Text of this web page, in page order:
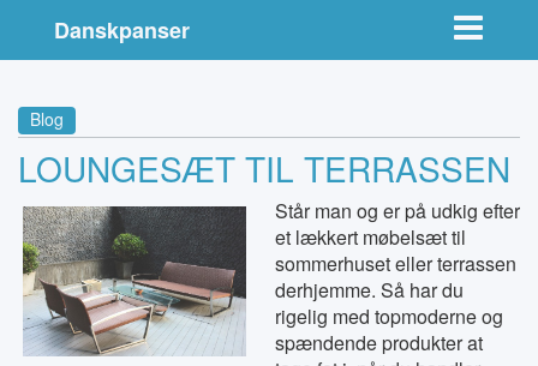
Toggle
Danskpanser
Blog
LOUNGESÆT TIL TERRASSEN
Står man og er på udkig efter
et lækkert møbelsæt til
sommerhuset eller terrassen
derhjemme. Så har du
rigelig med topmoderne og
spændende produkter at